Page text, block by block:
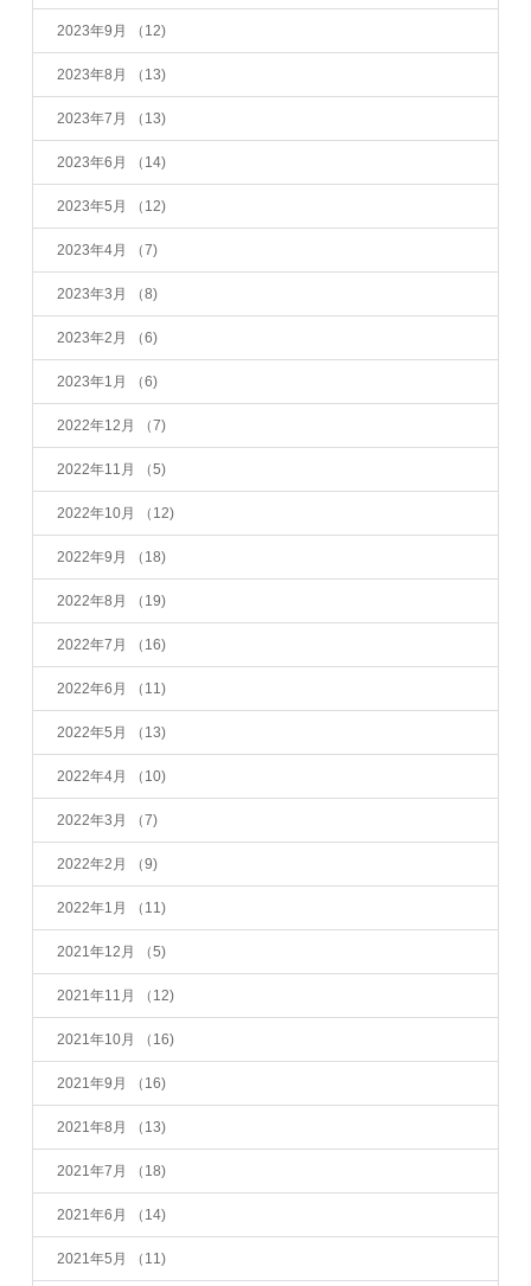
2023年9月 （12)
2023年8月 （13)
2023年7月 （13)
2023年6月 （14)
2023年5月 （12)
2023年4月 （7)
2023年3月 （8)
2023年2月 （6)
2023年1月 （6)
2022年12月 （7)
2022年11月 （5)
2022年10月 （12)
2022年9月 （18)
2022年8月 （19)
2022年7月 （16)
2022年6月 （11)
2022年5月 （13)
2022年4月 （10)
2022年3月 （7)
2022年2月 （9)
2022年1月 （11)
2021年12月 （5)
2021年11月 （12)
2021年10月 （16)
2021年9月 （16)
2021年8月 （13)
2021年7月 （18)
2021年6月 （14)
2021年5月 （11)